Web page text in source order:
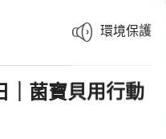
環境保護
｜菌寶貝用行動